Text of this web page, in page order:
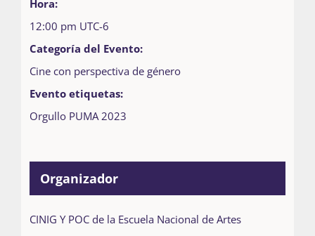
Hora:
12:00 pm UTC-6
Categoría del Evento:
Cine con perspectiva de género
Evento etiquetas:
Orgullo PUMA 2023
Organizador
CINIG Y POC de la Escuela Nacional de Artes